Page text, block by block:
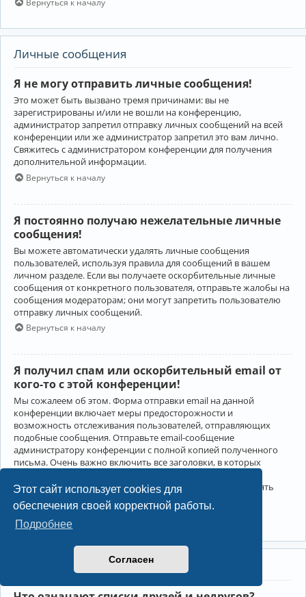
Этот сайт использует cookies для
обеспечения своей корректной работы.
Подробнее
Согласен
Личные сообщения
Я не могу отправить личные сообщения!
Это может быть вызвано тремя причинами: вы не
зарегистрированы и/или не вошли на конференцию,
администратор запретил отправку личных сообщений на всей
конференции или же администратор запретил это вам лично.
Свяжитесь с администратором конференции для получения
дополнительной информации.
Вернуться к началу
Я постоянно получаю нежелательные личные
сообщения!
Вы можете автоматически удалять личные сообщения
пользователей, используя правила для сообщений в вашем
личном разделе. Если вы получаете оскорбительные личные
сообщения от конкретного пользователя, отправьте жалобы на
сообщения модераторам; они могут запретить пользователю
отправку личных сообщений.
Вернуться к началу
Я получил спам или оскорбительный email от
кого-то с этой конференции!
Мы сожалеем об этом. Форма отправки email на данной
конференции включает меры предосторожности и
возможность отслеживания пользователей, отправляющих
подобные сообщения. Отправьте email-сообщение
администратору конференции с полной копией полученного
письма. Очень важно включить все заголовки, в которых
Администратор конференции сможет в этом случае принять
меры.
Друзья и недруги